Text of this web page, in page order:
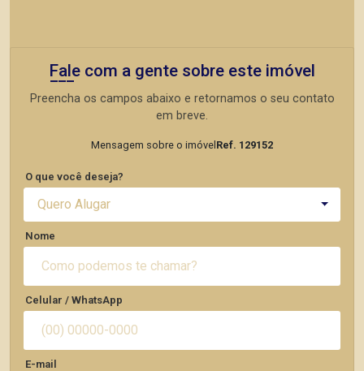
Fale com a gente sobre este imóvel
Preencha os campos abaixo e retornamos o seu contato
em breve.
Mensagem sobre o imóvelRef. 129152
O que você deseja?
Quero Alugar
Nome
Celular / WhatsApp
E-mail